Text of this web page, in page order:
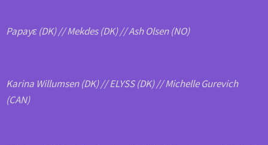
Papayɛ (DK) // Mekdes (DK) // Ash Olsen (NO)
Karina Willumsen (DK) // ELYSS (DK) // Michelle Gurevich
(CAN)